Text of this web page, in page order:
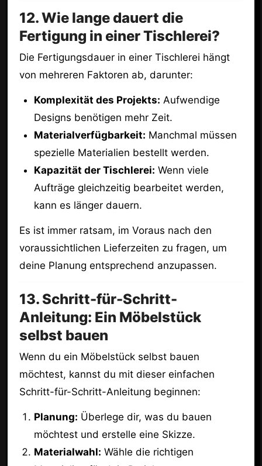
12. Wie lange dauert die
Fertigung in einer Tischlerei?
Die Fertigungsdauer in einer Tischlerei hängt
von mehreren Faktoren ab, darunter:
Komplexität des Projekts: Aufwendige
Designs benötigen mehr Zeit.
Materialverfügbarkeit: Manchmal müssen
spezielle Materialien bestellt werden.
Kapazität der Tischlerei: Wenn viele
Aufträge gleichzeitig bearbeitet werden,
kann es länger dauern.
Es ist immer ratsam, im Voraus nach den
voraussichtlichen Lieferzeiten zu fragen, um
deine Planung entsprechend anzupassen.
13. Schritt-für-Schritt-
Anleitung: Ein Möbelstück
selbst bauen
Wenn du ein Möbelstück selbst bauen
möchtest, kannst du mit dieser einfachen
Schritt-für-Schritt-Anleitung beginnen:
Planung: Überlege dir, was du bauen
möchtest und erstelle eine Skizze.
Materialwahl: Wähle die richtigen